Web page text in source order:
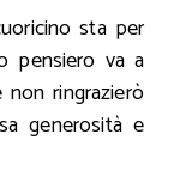
sta per
pensiero va a
non ringrazierò
generosità e